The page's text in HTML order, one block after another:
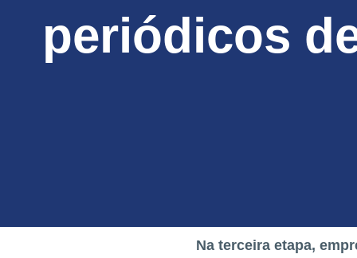
periódicos
Na terceira etapa,